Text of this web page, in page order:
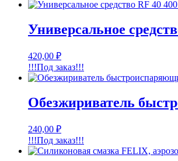
Универсальное
420,00 ₽
!!!Под заказ!!!
Обезжириватель
240,00 ₽
!!!Под заказ!!!